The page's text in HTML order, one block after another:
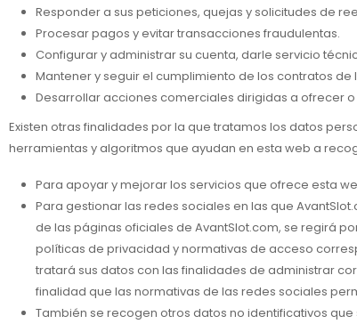
Responder a sus peticiones, quejas y solicitudes de
Procesar pagos y evitar transacciones fraudulentas.
Configurar y administrar su cuenta, darle servicio
Mantener y seguir el cumplimiento de los contratos de
Desarrollar acciones comerciales dirigidas a ofrecer
Existen otras finalidades por la que tratamos los datos
herramientas y algoritmos que ayudan en esta web a
Para apoyar y mejorar los servicios que ofrece esta
Para gestionar las redes sociales en las que
de las páginas oficiales de AvantSlot.com, se regirá
políticas de privacidad y normativas de acceso
tratará sus datos con las finalidades de administrar
finalidad que las normativas de las redes sociales
También se recogen otros datos no identificativos